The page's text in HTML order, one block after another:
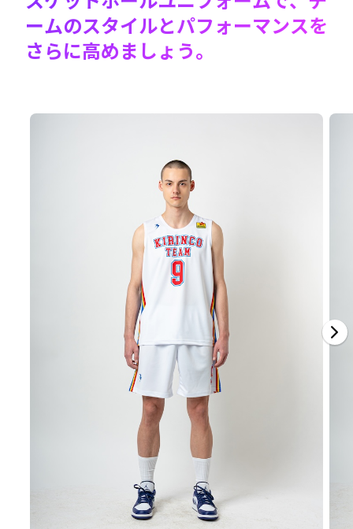
ームのスタイルとパフォーマンスを
さらに高めましょう。